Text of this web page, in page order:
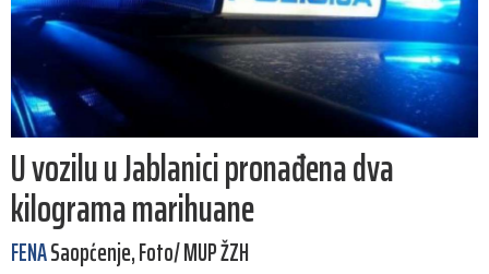
U vozilu u Jablanici pronađena dva
kilograma marihuane
FENASaopćenje, Foto/ MUP ŽZH